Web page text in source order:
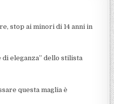
stop ai minori di 14 anni in
di eleganza” dello stilista
questa maglia è